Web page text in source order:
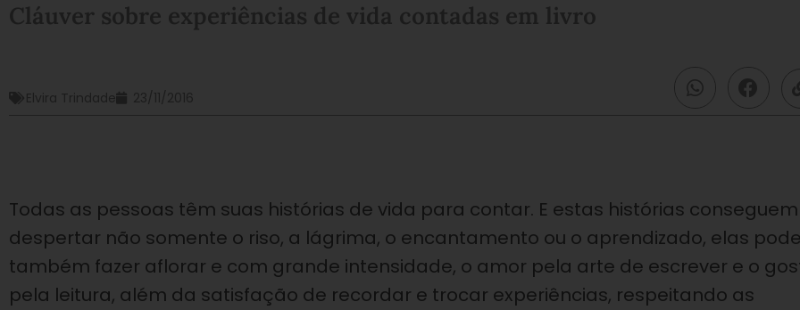
Cláuver sobre experiências de vida contadas em livro
Elvira Trindade 23/11/2016
Todas as pessoas têm suas histórias de vida para contar. E estas histórias conseguem
despertar não somente o riso, a lágrima, o encantamento ou o aprendizado, elas
também fazer aflorar e com grande intensidade, o amor pela arte de escrever e o
pela leitura, além da satisfação de recordar e trocar experiências, respeitando as